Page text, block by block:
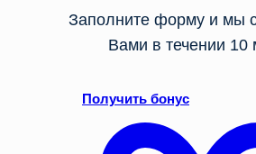
Заполните форму и мы
Вами в течении 10
Получить бонус